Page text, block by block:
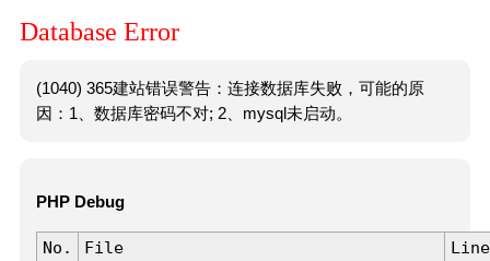
Database Error
(1040) 365建站错误警告：连接数据库失败，可能的原
因：1、数据库密码不对; 2、mysql未启动。
PHP Debug
No. File
Line